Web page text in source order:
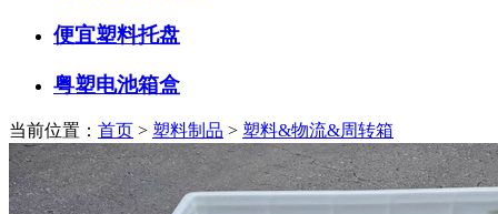
便宜塑料托盘
粤塑电池箱盒
当前位置： 首页 > 塑料制品 > 塑料&物流&周转箱